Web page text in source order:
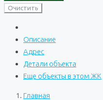
Очистить
Описание
Адрес
Детали объекта
Еще объекты в этом ЖК
Главная